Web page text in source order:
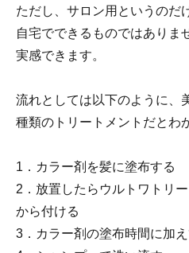
ただし、サロン用というのだ
自宅でできるものではありま
実感できます。
流れとしては以下のように、
種類のトリートメントだとわ
1．カラー剤を髪に塗布する
2．放置したらウルトワトリ
から付ける
3．カラー剤の塗布時間に加